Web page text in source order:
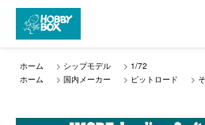
ホーム > シップモデル > 1/72
ホーム
> 国内メーカー > ピットロード >